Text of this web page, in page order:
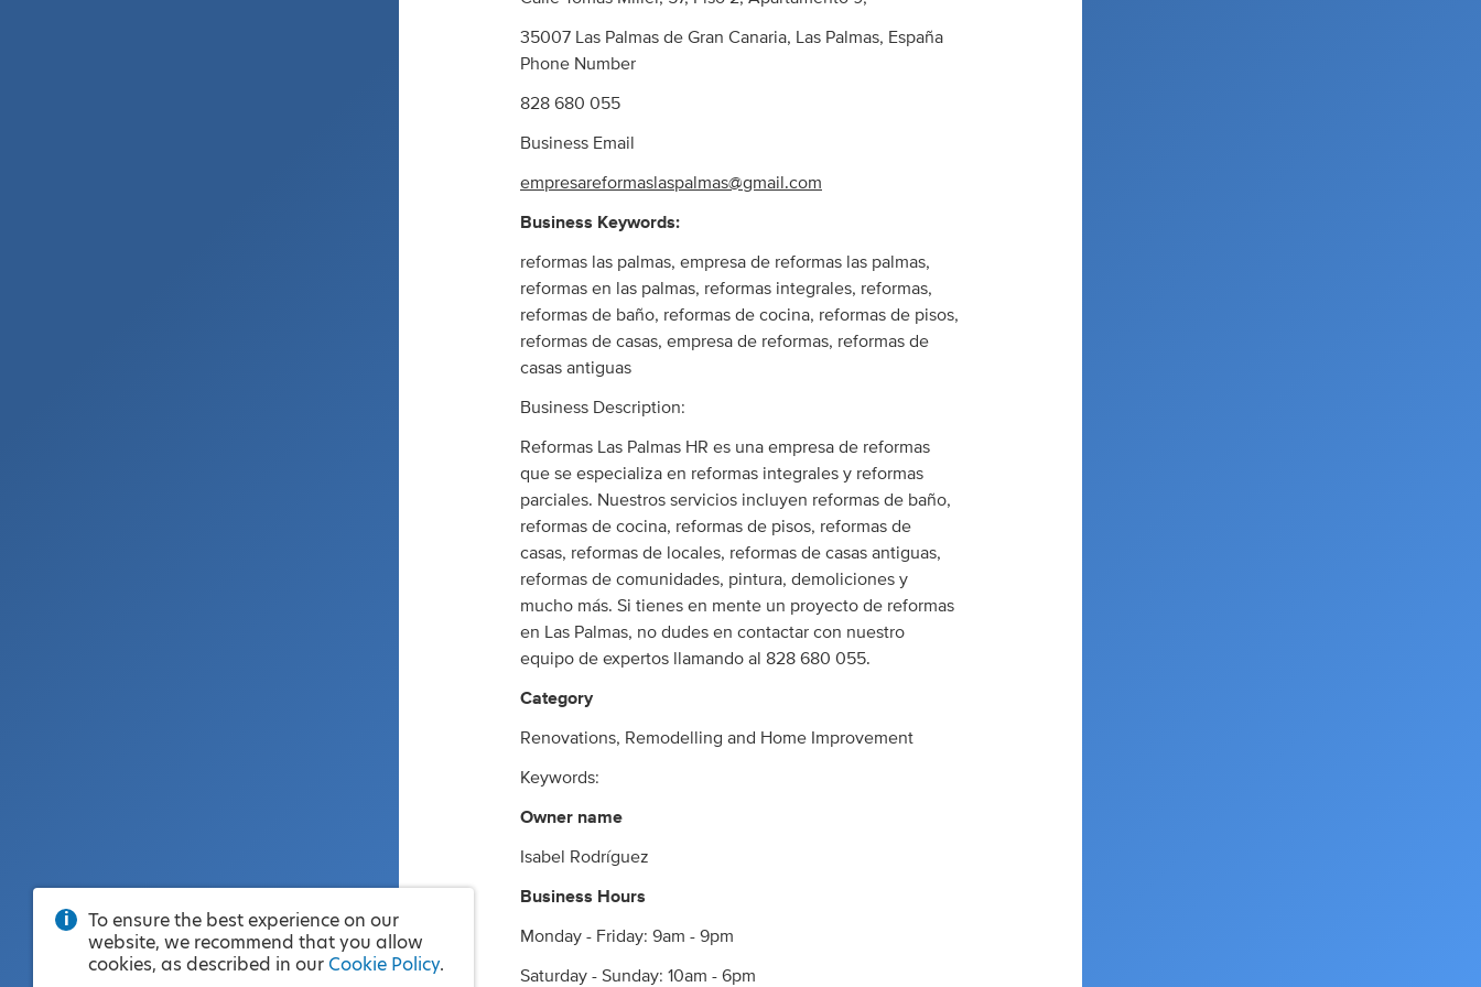
35007 Las Palmas de Gran Canaria, Las Palmas, España
Phone Number
828 680 055
Business Email
empresareformaslaspalmas@gmail.com
Business Keywords:
reformas las palmas, empresa de reformas las palmas,
reformas en las palmas, reformas integrales, reformas,
reformas de baño, reformas de cocina, reformas de pisos,
reformas de casas, empresa de reformas, reformas de
casas antiguas
Business Description:
Reformas Las Palmas HR es una empresa de reformas
que se especializa en reformas integrales y reformas
parciales. Nuestros servicios incluyen reformas de baño,
reformas de cocina, reformas de pisos, reformas de
casas, reformas de locales, reformas de casas antiguas,
reformas de comunidades, pintura, demoliciones y
mucho más. Si tienes en mente un proyecto de reformas
en Las Palmas, no dudes en contactar con nuestro
equipo de expertos llamando al 828 680 055.
Category
Renovations, Remodelling and Home Improvement
Keywords:
Owner name
Isabel Rodríguez
Business Hours
Monday - Friday: 9am - 9pm
Saturday - Sunday: 10am - 6pm
To ensure the best experience on our
website, we recommend that you allow
cookies, as described in our Cookie Policy.